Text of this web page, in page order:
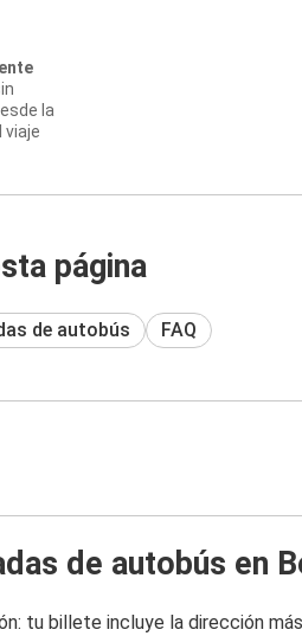
la
viaje
página
de autobús FAQ
de autobús en
tu billete incluye la dirección